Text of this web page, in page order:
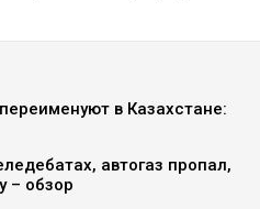
в Казахстане:
автогаз пропал,
– обзор